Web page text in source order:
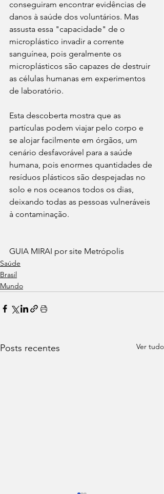
conseguiram encontrar evidências de
danos à saúde dos voluntários. Mas
assusta essa "capacidade" de o
microplástico invadir a corrente
sanguínea, pois geralmente os
microplásticos são capazes de destruir
as células humanas em experimentos
de laboratório.
Esta descoberta mostra que as
partículas podem viajar pelo corpo e
se alojar facilmente em órgãos, um
cenário desfavorável para a saúde
humana, pois enormes quantidades de
resíduos plásticos são despejadas no
solo e nos oceanos todos os dias,
deixando todas as pessoas vulneráveis
à contaminação.
GUIA MIRAI por site Metrópolis
Saúde
Brasil
Mundo
Posts recentes Ver tudo